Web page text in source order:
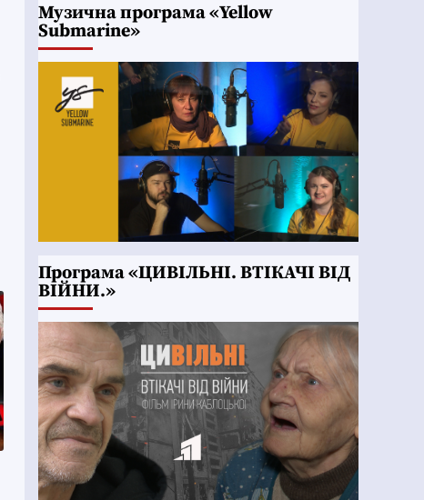
Музична програма «Yellow
Submarine»
Програма «ЦИВІЛЬНІ. ВТІКАЧІ ВІД
ВІЙНИ.»